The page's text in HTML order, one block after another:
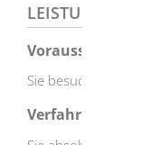
Voraussetzungen
Sie besuchen die